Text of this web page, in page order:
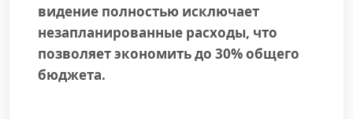
видение полностью исключает
незапланированные расходы, что
позволяет экономить до 30% общего
бюджета.